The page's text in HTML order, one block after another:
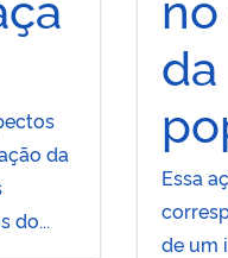
da
do...
da
Essa
de um